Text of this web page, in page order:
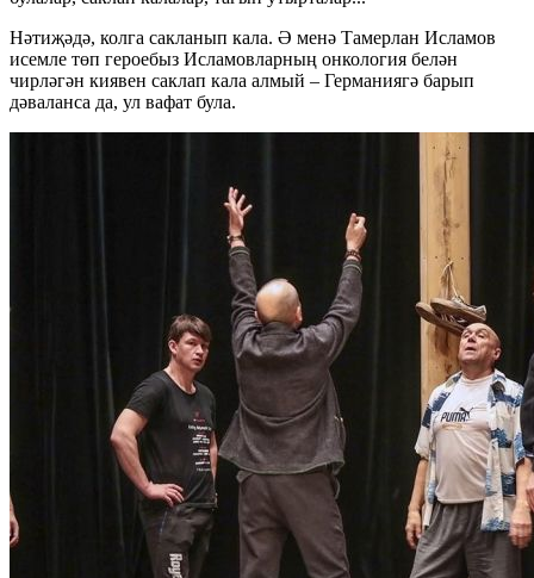
Нәтиҗәдә, колга сакланып кала. Ә менә Тамерлан Исламов
исемле төп героебыз Исламовларның онкология белән
чирләгән киявен саклап кала алмый – Германиягә барып
дәваланса да, ул вафат була.